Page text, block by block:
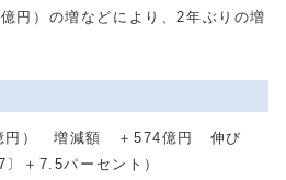
円）の増などにより、2年ぶりの増
円） 増減額 ＋574億円 伸び
＋7.5パーセント）